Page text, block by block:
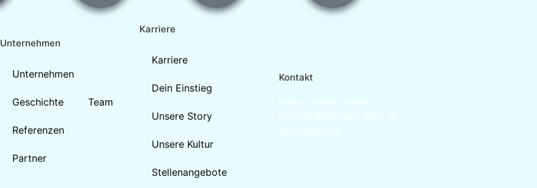
Unternehmen
Unternehmen
Geschichte Team
Referenzen
Partner
Karriere
Karriere
Dein Einstieg
Unsere Story
Unsere Kultur
Stellenangebote
Kontakt